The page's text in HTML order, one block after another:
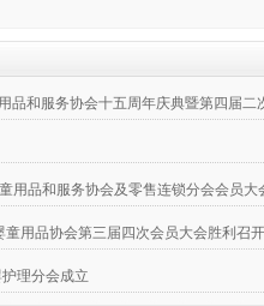
品和服务协会十五周年庆典暨第四届二
用品和服务协会及零售连锁分会会员大
用品协会第三届四次会员大会胜利召开
理分会成立